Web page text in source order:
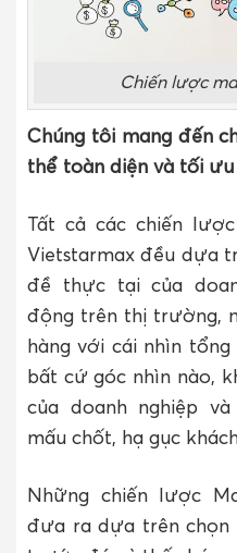
Chiến lược
Chúng tôi mang đến
thể toàn diện và tối
Tất cả các chiến
Vietstarmax đều dựa
đề thực tại của
động trên thị trường,
hàng với cái nhìn
bất cứ góc nhìn nào,
của doanh nghiệp
mấu chốt, hạ gục
Những chiến lược
đưa ra dựa trên chọn